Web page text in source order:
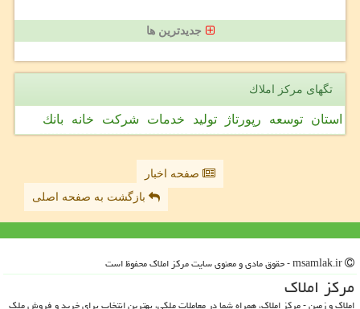
جدیدترین ها
تگهای مركز املاك
استان توسعه رپورتاژ تولید خدمات شركت خانه بانك
صفحه اخبار
بازگشت به صفحه اصلی
مركز املاك
املاک و زمین - مرکز املاک، همراه شما در معاملات ملکی، بهترین انتخاب برای خرید و فروش ملک